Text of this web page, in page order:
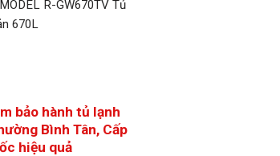
R-GW670TV Tủ
670L
bảo hành tủ lạnh
Bình Tân, Cấp
hiệu quả